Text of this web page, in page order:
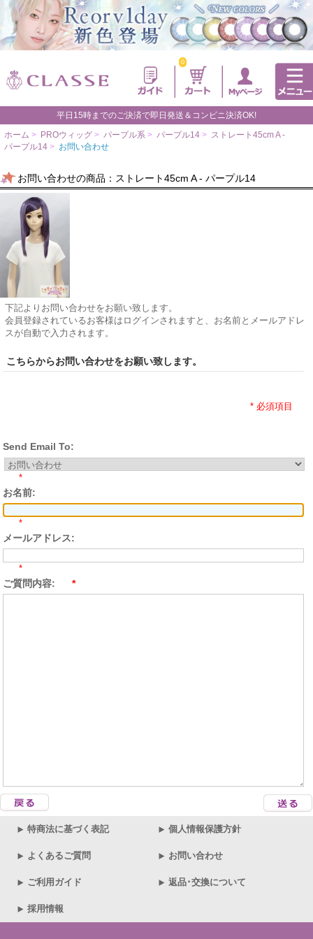
0
平日15時までのご決済で即日発送＆コンビニ決済OK!
ホーム > PROウィッグ > パープル系 > パープル14 > ストレート45cm A -
パープル14 > お問い合わせ
お問い合わせの商品：ストレート45cm A - パープル14
下記よりお問い合わせをお願い致します。
会員登録されているお客様はログインされますと、お名前とメールアドレ
スが自動で入力されます。
こちらからお問い合わせをお願い致します。
* 必須項目
Send Email To:
*
お名前:
*
メールアドレス:
*
ご質問内容: *
特商法に基づく表記 個人情報保護方針
よくあるご質問 お問い合わせ
ご利用ガイド 返品･交換について
採用情報